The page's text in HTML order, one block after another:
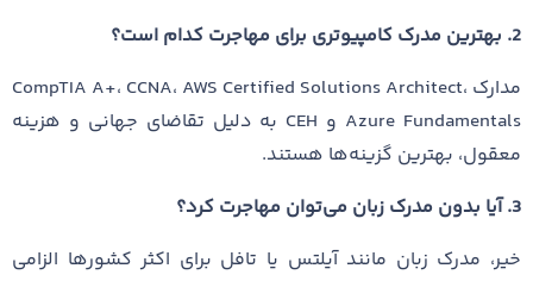
2. بهترین مدرک کامپیوتری برای مهاجرت کدام است؟
مدارک CompTIA A+، CCNA، AWS Certified Solutions Architect،
Azure Fundamentals و CEH به دلیل تقاضای جهانی و هزینه
معقول، بهترین گزینه‌ها هستند.
3. آیا بدون مدرک زبان می‌توان مهاجرت کرد؟
خیر، مدرک زبان مانند آیلتس یا تافل برای اکثر کشورها الزامی